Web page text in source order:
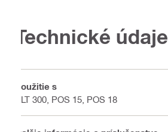
Technické údaje
Použitie s
PLT 300, POS 15, POS 18